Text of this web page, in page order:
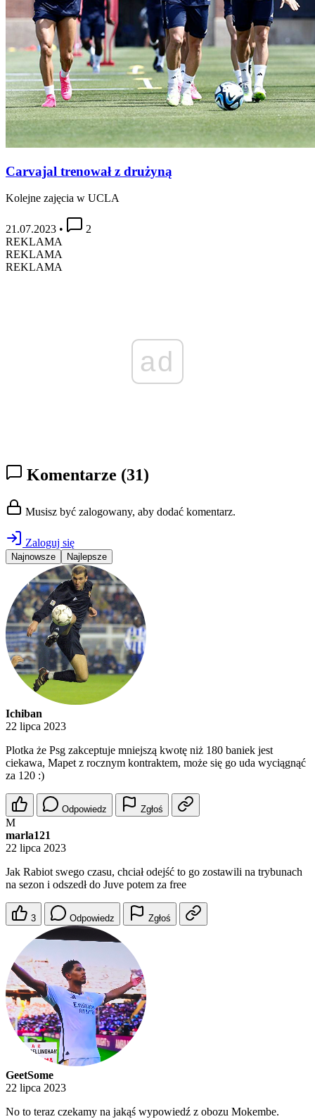
Carvajal trenował z drużyną
Kolejne zajęcia w UCLA
21.07.2023 •
2
REKLAMA
REKLAMA
REKLAMA
ad
Komentarze (31)
Musisz być zalogowany, aby dodać komentarz.
Zaloguj się
Najnowsze Najlepsze
Ichiban
22 lipca 2023
Plotka że Psg zakceptuje mniejszą kwotę niż 180 baniek jest
ciekawa, Mapet z rocznym kontraktem, może się go uda wyciągnąć
za 120 :)
Odpowiedz Zgłoś
M
marla121
22 lipca 2023
Jak Rabiot swego czasu, chciał odejść to go zostawili na trybunach
na sezon i odszedł do Juve potem za free
3 Odpowiedz Zgłoś
GeetSome
22 lipca 2023
No to teraz czekamy na jakąś wypowiedź z obozu Mokembe.